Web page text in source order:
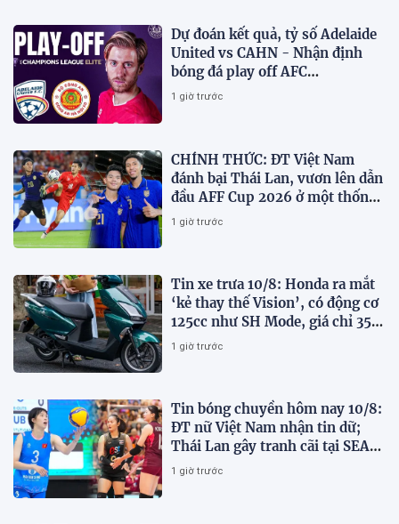
Dự đoán kết quả, tỷ số Adelaide
United vs CAHN - Nhận định
bóng đá play off AFC
Champions League
1 giờ trước
CHÍNH THỨC: ĐT Việt Nam
đánh bại Thái Lan, vươn lên dẫn
đầu AFF Cup 2026 ở một thống
kê
1 giờ trước
Tin xe trưa 10/8: Honda ra mắt
‘kẻ thay thế Vision’, có động cơ
125cc như SH Mode, giá chỉ 35,6
triệu đồng
1 giờ trước
Tin bóng chuyền hôm nay 10/8:
ĐT nữ Việt Nam nhận tin dữ;
Thái Lan gây tranh cãi tại SEA
V.Cup 2026
1 giờ trước